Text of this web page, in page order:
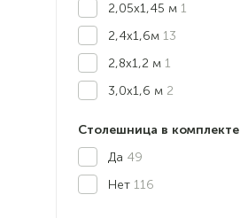
2,05х1,45 м 1
2,4х1,6м 13
2,8х1,2 м 1
3,0х1,6 м 2
Столешница в комплекте
Да 49
Нет 116